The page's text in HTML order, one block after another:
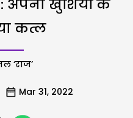
अपनी खुशियों के
कत्ल
‘राज’
Mar 31, 2022